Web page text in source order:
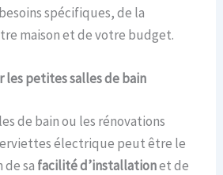
spécifiques, de la
maison et de votre budget.
les petites salles de bain
de bain ou les rénovations
électrique peut être le
de sa facilité d’installationet de